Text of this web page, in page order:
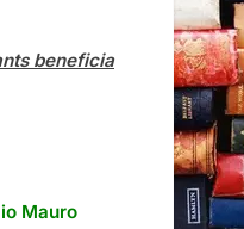
beneficia
Mauro